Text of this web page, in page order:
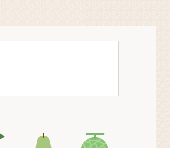
アイコン6 アイコン7